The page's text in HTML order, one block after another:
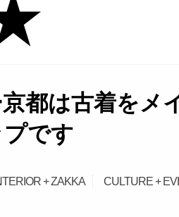
都は古着をメ
です
+ ZAKKA CULTURE +